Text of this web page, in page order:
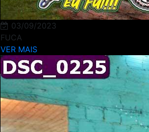
03/09/2023
FUCA
VER MAIS